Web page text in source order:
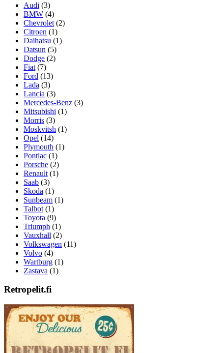
Audi (3)
BMW (4)
Chevrolet (2)
Citroen (1)
Daihatsu (1)
Datsun (5)
Dodge (2)
Fiat (7)
Ford (13)
Lada (3)
Lancia (3)
Mercedes-Benz (3)
Mitsubishi (1)
Morris (3)
Moskvitsh (1)
Opel (14)
Plymouth (1)
Pontiac (1)
Porsche (2)
Renault (1)
Saab (3)
Skoda (1)
Sunbeam (1)
Talbot (1)
Toyota (9)
Triumph (1)
Vauxhall (2)
Volkswagen (11)
Volvo (4)
Wartburg (1)
Zastava (1)
Retropelit.fi